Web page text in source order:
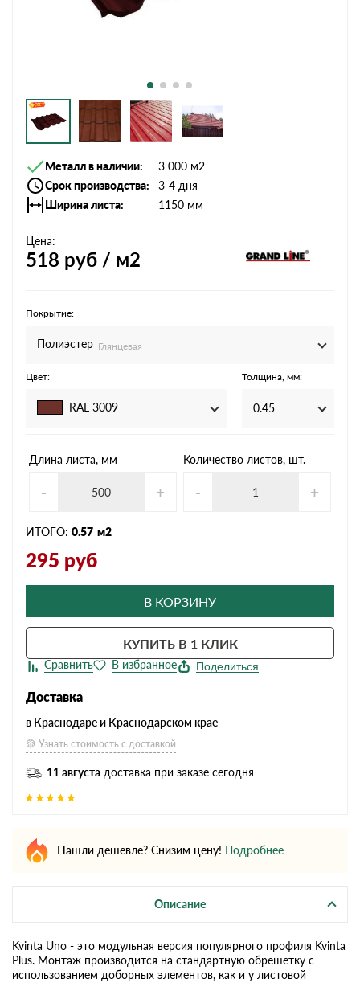
Металл в наличии
3 000 м2
Срок производства
3-4 дня
Ширина листа
1150 мм
Цена:
518 руб / м2
Покрытие:
Полиэстер Глянцевая
Цвет:
RAL 3009
Толщина, мм:
0.45
Длина листа, мм
- +
Количество листов, шт.
- +
ИТОГО: 0.57 м2
295 руб
В КОРЗИНУ
КУПИТЬ В 1 КЛИК
Поделиться
Доставка
в Краснодаре и Краснодарском крае
Узнать стоимость с доставкой
11 августа доставка при заказе сегодня
Нашли дешевле? Снизим цену! Подробнее
Описание
Kvinta Uno - это модульная версия популярного профиля Kvinta
Plus. Монтаж производится на стандартную обрешетку с
использованием доборных элементов, как и у листовой